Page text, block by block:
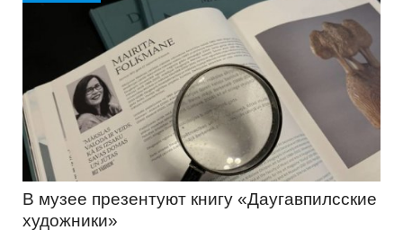
В музее презентуют книгу «Даугавпилсские
художники»